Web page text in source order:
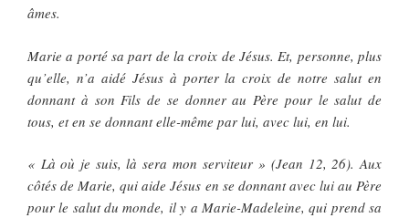
âmes.
Marie a porté sa part de la croix de Jésus. Et, personne, plus
qu’elle, n’a aidé Jésus à porter la croix de notre salut en
donnant à son Fils de se donner au Père pour le salut de
tous, et en se donnant elle-même par lui, avec lui, en lui.
« Là où je suis, là sera mon serviteur » (Jean 12, 26). Aux
côtés de Marie, qui aide Jésus en se donnant avec lui au Père
pour le salut du monde, il y a Marie-Madeleine, qui prend sa